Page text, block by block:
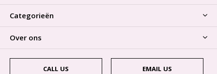
Categorieën
Over ons
CALL US EMAIL US